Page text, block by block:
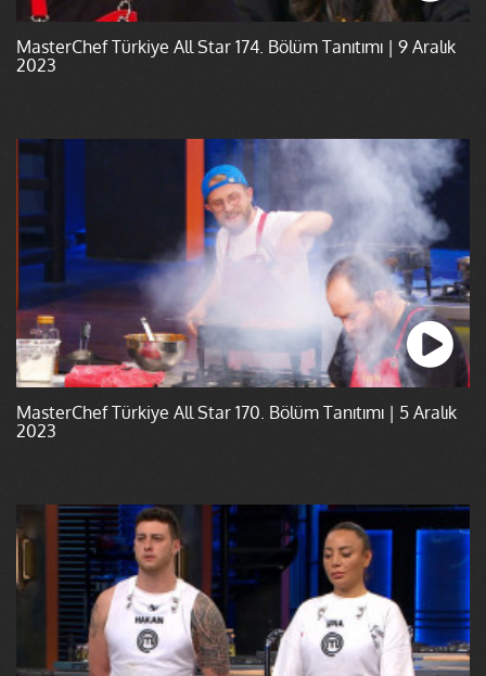
MasterChef Türkiye All Star 174. Bölüm Tanıtımı | 9 Aralık
2023
MasterChef Türkiye All Star 170. Bölüm Tanıtımı | 5 Aralık
2023